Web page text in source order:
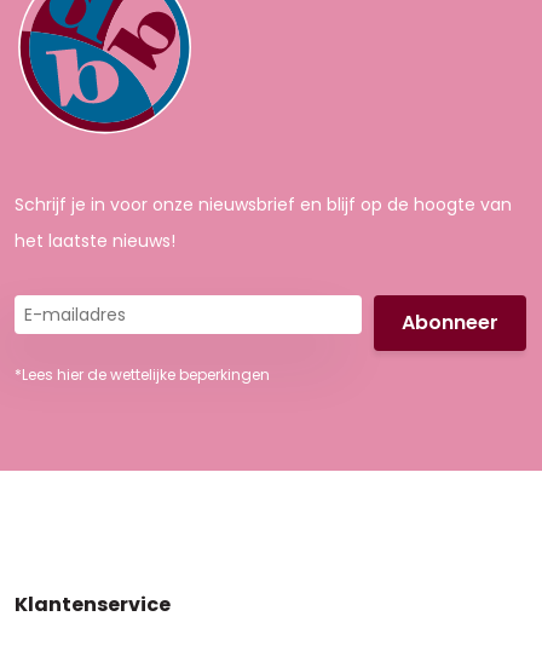
Schrijf je in voor onze nieuwsbrief en blijf op de hoogte van
het laatste nieuws!
E-
mailadres
*Lees hier de wettelijke beperkingen
Klantenservice